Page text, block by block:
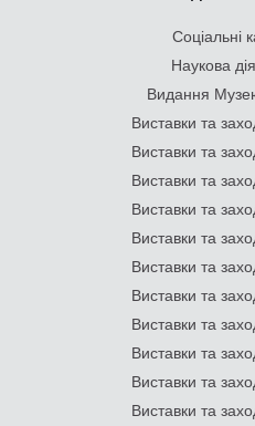
Соціальні
Наукова
Видання
Виставки та
Виставки та
Виставки та
Виставки та
Виставки та
Виставки та
Виставки та
Виставки та
Виставки та
Виставки та
Виставки та